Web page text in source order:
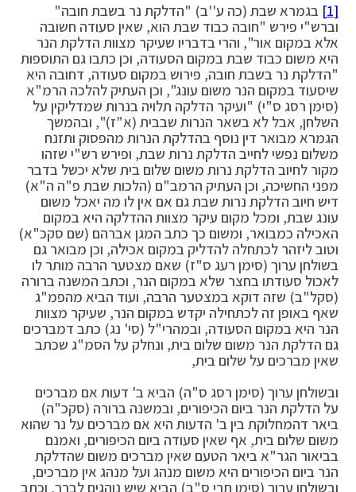
[1]
בגמרא שבת (כה ע''ב) "הדלקת נר בשבת חובה"
וברש"י פירש "חובה כבוד שבת הוא, שאין סעודה חשובה
אלא במקום אור", והרי בדבריו שעיקר מצוות הדלקת הנר
היא משום כבוד שבת במקום הסעודה, וכן כתבו גם התוספות
"הדלקת נר בשבת חובה, פירוש במקום סעודה, דחובה היא
שיסעוד במקום הנר משום עונג", וכן העתיק להלכה הרמ"א
(סימן רסג ס"י) "ועיקר הדלקה תלויה בנרות שמדליקין על
השלחן, אבל לא בשאר הנרות שבבית (א"ז)", ובהמשך
הגמרא מבואר דין נוסף בהדלקת הנרות מהפסוק ותזנח
משלום נפשי לחייב הדלקת נרות שבת, ופירש רש"י שזהו
מקור לחיוב הדלקת נרות משום שלום בית שלא יכשל בדבר
מפני החשיכה, וכן העתיק הרמב"ם (הלכות שבת פ"ה ה"א)
דיש חיוב הדלקת נרות שבת גם אם אין לו מה יאכל משום
עונג שבת, ומכל מקום עיקר מצוות ההדלקה היא במקום
האכילה כמבואר, ומשום כך כתב המגן אברהם (שם סקכ"א)
וטוב ליזהר לכתחלה להדליק במקום אכילה, וכן מבואר גם
בשולחן ערוך (סימן רעג ס"ז) שאם מצטער הרבה מותר לו
לאכול סעודתו בחצר שלא במקום הנר, וכתב המשנה ברורה
(סקל"ב) שזה דוקא במצטער הרבה, ועוד הביא מהפמ"ג
שאף באופן זה לכתחילה יקדש במקום הנר, שעיקר מצוות
הנר היא במקום הסעודה, ובמהרי"ל (סי' נג) כתב דמברכים
גם הדלקת הנר משום שלום בית, ונחלק על הסמ"ג שכתב
שאין מברכים על שלום בית,
ובשולחן ערוך (סימן רסג ס"ה) הביא ב' דעות אם מברכים
על הדלקת הנר ביום הכיפורים, ובמשנה ברורה (סקכ"ה)
ביאר דהמחלוקת בין ב' הדעות היא אם מברכים על נר שהוא
משום שלום בית, אף שאין סעודה ביום הכיפורים, ואמנם
בביאור הגר"א ביאר הטעם שאין מברכים משום שהדלקת
הנר ביום הכיפורים היא משום מנהג ועל מנהג אין מברכים,
ובשולחן ערוך (סימן תרי ס"ב) הביא שיש נוהגים לברך, וכתב